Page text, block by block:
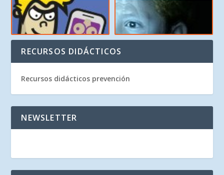
RECURSOS DIDÁCTICOS
Recursos didácticos prevención
NEWSLETTER